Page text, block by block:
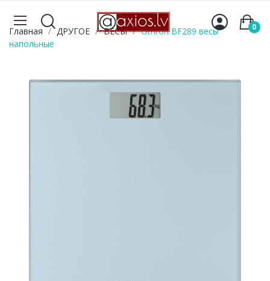
0
Главная ДРУГОЕ ВЕСЫ
Omron BF289 весы
напольные